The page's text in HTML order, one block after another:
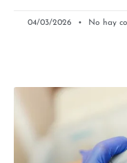
04/03/2026 No hay